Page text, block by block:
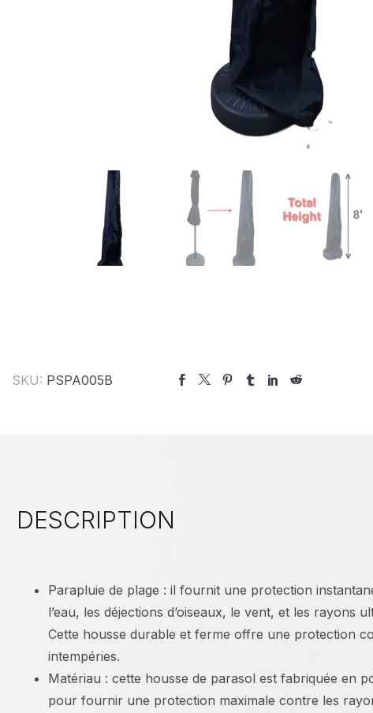
SKU: PSPA005B
DESCRIPTION
Parapluie de plage : il fournit une protection
l’eau, les déjections d’oiseaux, le vent, et les rayons
Cette housse durable et ferme offre une protection
intempéries.
Matériau : cette housse de parasol est fabriquée en
pour fournir une protection maximale contre les